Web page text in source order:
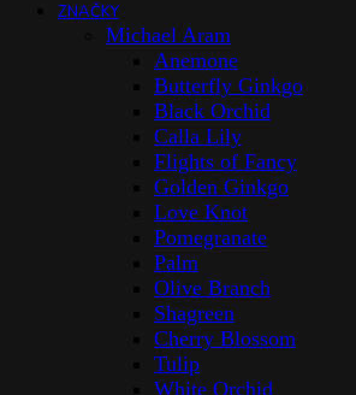
ZNAČKY
Michael Aram
Anemone
Butterfly Ginkgo
Black Orchid
Calla Lily
Flights of Fancy
Golden Ginkgo
Love Knot
Pomegranate
Palm
Olive Branch
Shagreen
Cherry Blossom
Tulip
White Orchid